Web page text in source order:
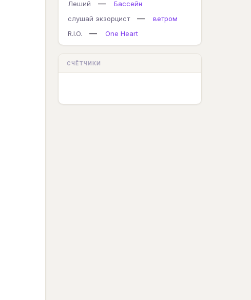
Леший
—
Бассейн
слушай экзорцист
—
ветром
R.I.O.
— One Heart
СЧЁТЧИКИ